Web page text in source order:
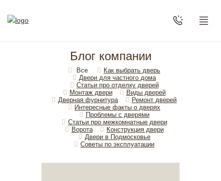
Блог компании
Все
Как выбрать дверь
Двери для частного дома
Статьи про отделку дверей
Монтаж двери
Виды дверей
Дверная фурнитура
Ремонт дверей
Интересные факты о дверях
Проблемы с дверями
Статьи про межкомнатные двери
Ворота
Конструкция двери
Двери в Подмосковье
Cоветы по эксплуатации